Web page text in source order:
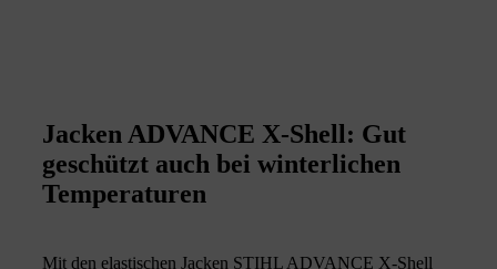
Jacken ADVANCE X-Shell: Gut
geschützt auch bei winterlichen
Temperaturen
Mit den elastischen Jacken STIHL ADVANCE X-Shell